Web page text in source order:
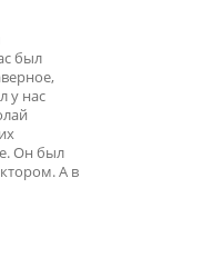
был
у нас
Он был
А в